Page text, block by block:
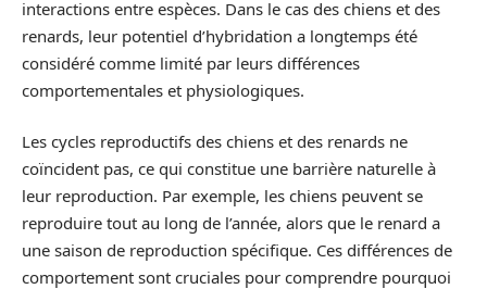
interactions entre espèces. Dans le cas des chiens et des
renards, leur potentiel d’hybridation a longtemps été
considéré comme limité par leurs différences
comportementales et physiologiques.
Les cycles reproductifs des chiens et des renards ne
coïncident pas, ce qui constitue une barrière naturelle à
leur reproduction. Par exemple, les chiens peuvent se
reproduire tout au long de l’année, alors que le renard a
une saison de reproduction spécifique. Ces différences de
comportement sont cruciales pour comprendre pourquoi